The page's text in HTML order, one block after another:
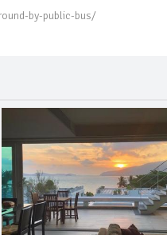
by-public-bus/